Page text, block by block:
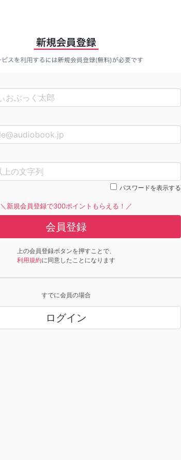
パスワードを表示する
＼新規会員登録で300ポイントもらえる！／
会員登録
上の会員登録ボタンを押すことで、
利用規約に同意したことになります
すでに会員の場合
ログイン